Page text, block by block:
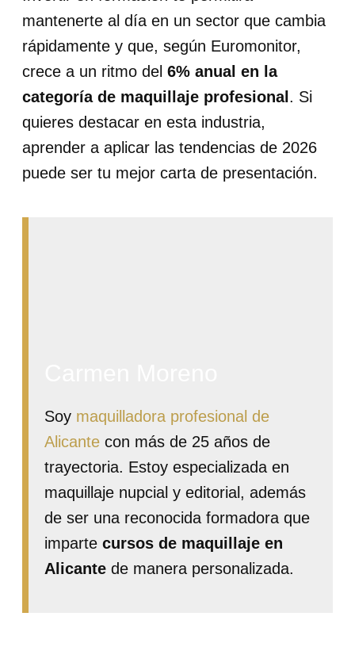
mantenerte al día en un sector que cambia
rápidamente y que, según Euromonitor,
crece a un ritmo del 6% anual en la
categoría de maquillaje profesional . Si
quieres destacar en esta industria,
aprender a aplicar las tendencias de 2026
puede ser tu mejor carta de presentación.
Soy maquilladora profesional de
Alicante con más de 25 años de
trayectoria. Estoy especializada en
maquillaje nupcial y editorial, además
de ser una reconocida formadora que
imparte cursos de maquillaje en
Alicante de manera personalizada.